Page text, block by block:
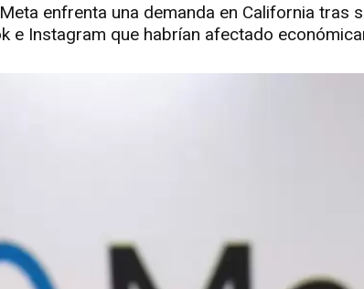
enfrenta una demanda en California tras
e Instagram que habrían afectado